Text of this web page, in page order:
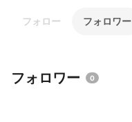
フォロー フォロワー
フォロワー 0